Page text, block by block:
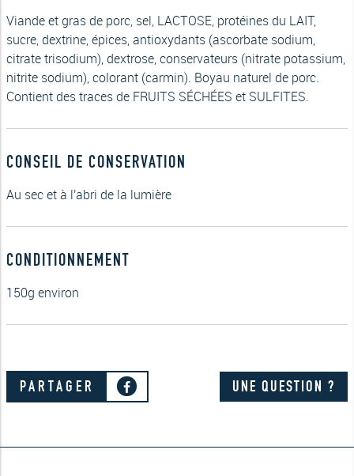
Viande et gras de porc, sel, LACTOSE, protéines du LAIT,
sucre, dextrine, épices, antioxydants (ascorbate sodium,
citrate trisodium), dextrose, conservateurs (nitrate potassium,
nitrite sodium), colorant (carmin). Boyau naturel de porc.
Contient des traces de FRUITS SÉCHÉES et SULFITES.
CONSEIL DE CONSERVATION
Au sec et à l'abri de la lumière
CONDITIONNEMENT
150g environ
PARTAGER UNE QUESTION ?